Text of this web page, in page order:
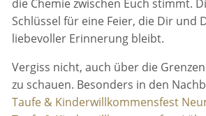
die Chemie zwischen Euch stimmt.
Schlüssel für eine Feier, die Dir und
liebevoller Erinnerung bleibt.
Vergiss nicht, auch über die
zu schauen. Besonders in den
Taufe & Kinderwillkommensfest